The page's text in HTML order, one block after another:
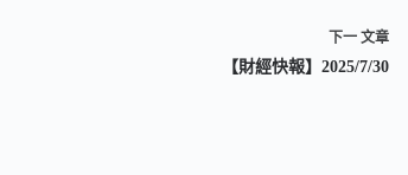
下一 文章
【財經快報】2025/7/30